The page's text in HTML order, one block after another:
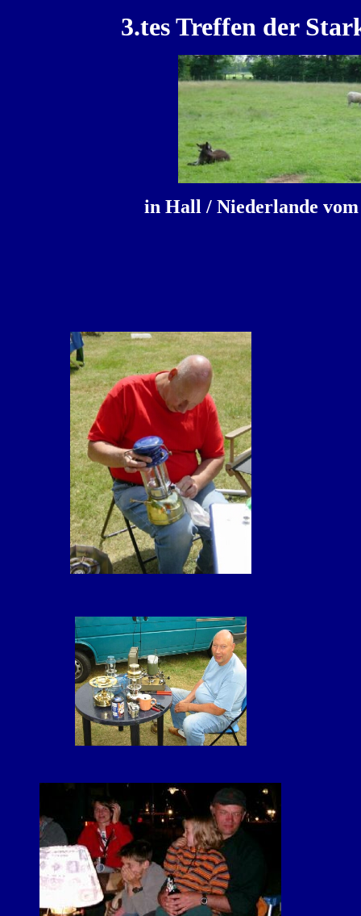
3.tes Treffen der
in Hall / Niederlande vom